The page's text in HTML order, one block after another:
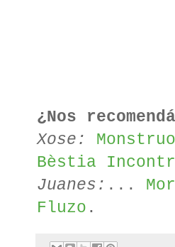
¿Nos
Xose:
Monstruo
Bèstia
Juanes: ...
Fluzo .